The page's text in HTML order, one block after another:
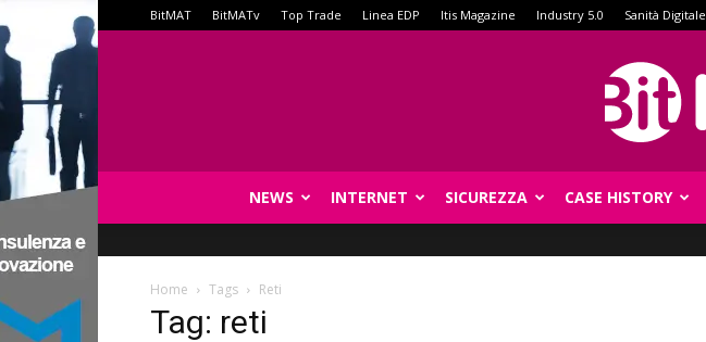
BitMAT BitMATv Top Trade Linea EDP Itis Magazine Industry 5.0 Sanità Digitale
NEWS INTERNET SICUREZZA CASE HISTORY
Home Tags Reti
Tag: reti